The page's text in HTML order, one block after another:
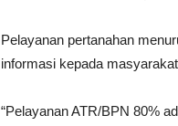
Pelayanan pertanahan
informasi kepada
“Pelayanan ATR/BPN 80%